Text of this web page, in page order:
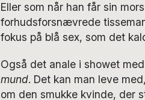
Eller som når han får sin
forhudsforsnævrede
fokus på blå sex, som det
Også det anale i showet
mund. Det kan man leve
om den smukke kvinde, der